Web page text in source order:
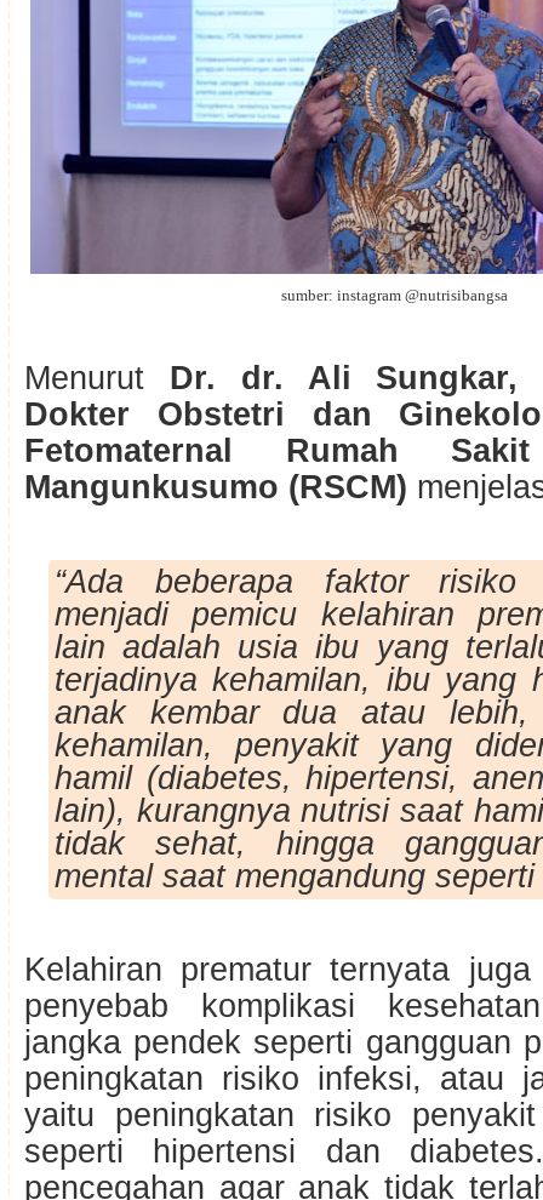
sumber: instagram @nutrisibangsa
Menurut Dr. dr. Ali Sungkar,
Dokter Obstetri dan
Fetomaternal Rumah
Mangunkusumo (RSCM)
“Ada beberapa faktor risiko
menjadi pemicu kelahiran
lain adalah usia ibu yang
terjadinya kehamilan, ibu yang
anak kembar dua atau
kehamilan, penyakit yang
hamil (diabetes, hipertensi,
lain), kurangnya nutrisi saat
tidak sehat, hingga
mental saat mengandung seperti
Kelahiran prematur ternyata
penyebab komplikasi
jangka pendek seperti gangguan
peningkatan risiko infeksi, atau
yaitu peningkatan risiko
seperti hipertensi dan
pencegahan agar anak tidak